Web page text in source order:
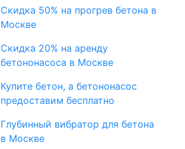
Скидка 50% на прогрев бетона в
Москве
Скидка 20% на аренду
бетононасоса в Москве
Купите бетон, а бетононасос
предоставим бесплатно
Глубинный вибратор для бетона
в Москве